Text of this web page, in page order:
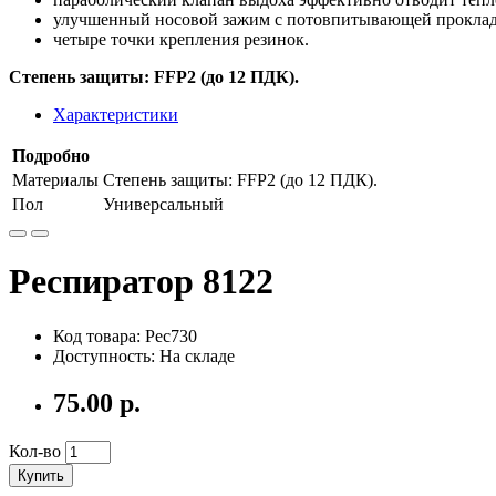
улучшенный носовой зажим с потовпитывающей
четыре точки крепления резинок.
Степень защиты: FFP2 (до 12 ПДК).
Характеристики
Подробно
Материалы Степень защиты: FFP2 (до 12 ПДК).
Пол
Универсальный
Респиратор 8122
Код товара: Рес730
Доступность: На складе
75.00 р.
Кол-во
Купить